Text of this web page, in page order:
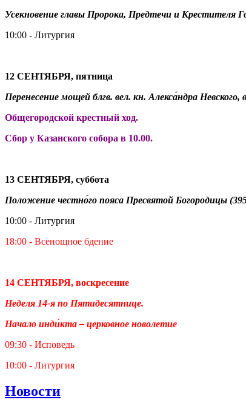
Усекновение главы Пророка, Предтечи и Крестителя
10:00 - Литургия
12 СЕНТЯБРЯ, пятница
Перенесение мощей блгв. вел. кн. Алекса́ндра Невского,
Общегородской крестный ход.
Сбор у Казанского собора в 10.00.
13 СЕНТЯБРЯ, суббота
Положение честно́го пояса Пресвятой Богородицы
10:00 - Литургия
18:00 - Всенощное бдение
14 СЕНТЯБРЯ, воскресение
Неделя 14-я по Пятидесятнице.
Начало инди́кта – церковное новолетие
09:30 - Исповедь
10:00 - Литургия
Новости